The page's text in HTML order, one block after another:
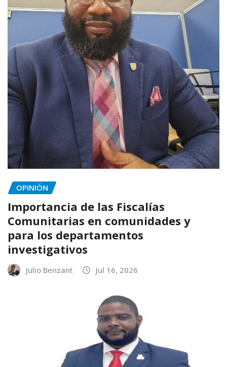
OPINIÓN
Importancia de las Fiscalías
Comunitarias en comunidades y
para los departamentos
investigativos
Julio Benzant Jul 16, 2026